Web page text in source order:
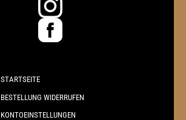
STARTSEITE
BESTELLUNG WIDERRUFEN
KONTOEINSTELLUNGEN